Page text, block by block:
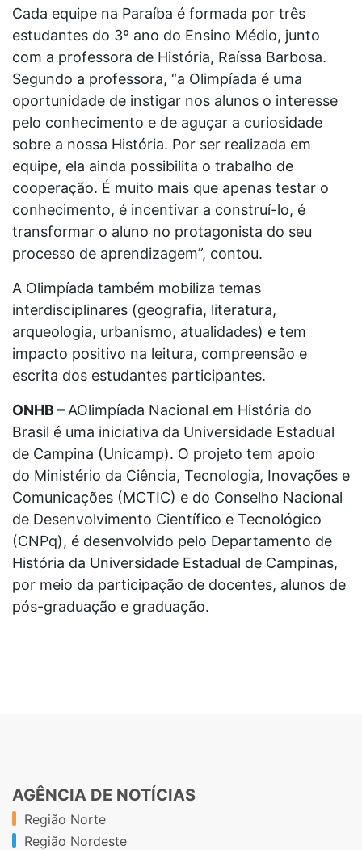
Cada equipe na Paraíba é formada por três
estudantes do 3º ano do Ensino Médio, junto
com a professora de História, Raíssa Barbosa.
Segundo a professora, “a Olimpíada é uma
oportunidade de instigar nos alunos o interesse
pelo conhecimento e de aguçar a curiosidade
sobre a nossa História. Por ser realizada em
equipe, ela ainda possibilita o trabalho de
cooperação. É muito mais que apenas testar o
conhecimento, é incentivar a construí-lo, é
transformar o aluno no protagonista do seu
processo de aprendizagem”, contou.
A Olimpíada também mobiliza temas
interdisciplinares (geografia, literatura,
arqueologia, urbanismo, atualidades) e tem
impacto positivo na leitura, compreensão e
escrita dos estudantes participantes.
ONHB – AOlimpíada Nacional em História do
Brasil é uma iniciativa da Universidade Estadual
de Campina (Unicamp). O projeto tem apoio
do Ministério da Ciência, Tecnologia, Inovações e
Comunicações (MCTIC) e do Conselho Nacional
de Desenvolvimento Científico e Tecnológico
(CNPq), é desenvolvido pelo Departamento de
História da Universidade Estadual de Campinas,
por meio da participação de docentes, alunos de
pós-graduação e graduação.
AGÊNCIA DE NOTÍCIAS
Região Norte
Região Nordeste